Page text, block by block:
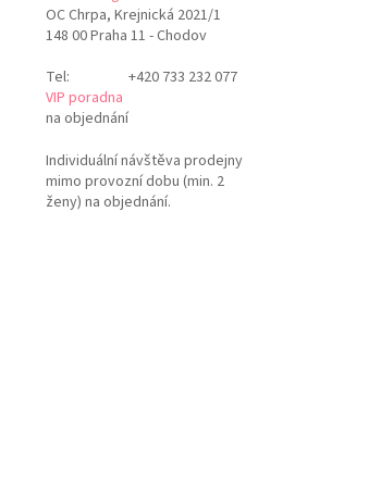
OC Chrpa, Krejnická 2021/1
148 00 Praha 11 - Chodov
Tel:
+420 733 232 077
VIP poradna
na objednání
Individuální návštěva prodejny
mimo provozní dobu (min. 2
ženy) na objednání.